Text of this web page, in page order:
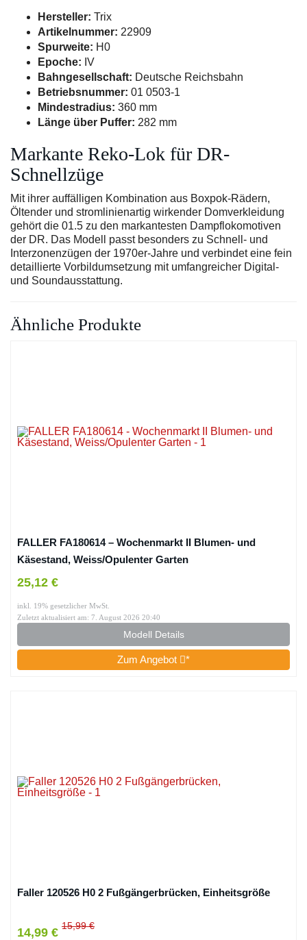
Hersteller: Trix
Artikelnummer: 22909
Spurweite: H0
Epoche: IV
Bahngesellschaft: Deutsche Reichsbahn
Betriebsnummer: 01 0503-1
Mindestradius: 360 mm
Länge über Puffer: 282 mm
Markante Reko-Lok für DR-
Schnellzüge
Mit ihrer auffälligen Kombination aus Boxpok-Rädern,
Öltender und stromlinienartig wirkender Domverkleidung
gehört die 01.5 zu den markantesten Dampflokomotiven
der DR. Das Modell passt besonders zu Schnell- und
Interzonenzügen der 1970er-Jahre und verbindet eine fein
detaillierte Vorbildumsetzung mit umfangreicher Digital-
und Soundausstattung.
Ähnliche Produkte
FALLER FA180614 – Wochenmarkt II Blumen- und
Käsestand, Weiss/Opulenter Garten
25,12 €
inkl. 19% gesetzlicher MwSt.
Zuletzt aktualisiert am: 7. August 2026 20:40
Modell Details
Zum Angebot *
Faller 120526 H0 2 Fußgängerbrücken, Einheitsgröße
14,99 € 15,99 €